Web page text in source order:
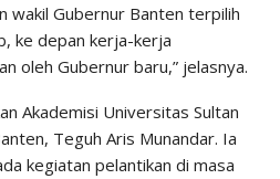
wakil Gubernur Banten terpilih
ke depan kerja-kerja
oleh Gubernur baru,” jelasnya.
Akademisi Universitas Sultan
Teguh Aris Munandar. Ia
kegiatan pelantikan di masa